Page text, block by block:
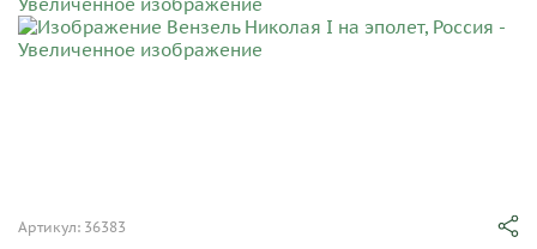
Артикул: 36383